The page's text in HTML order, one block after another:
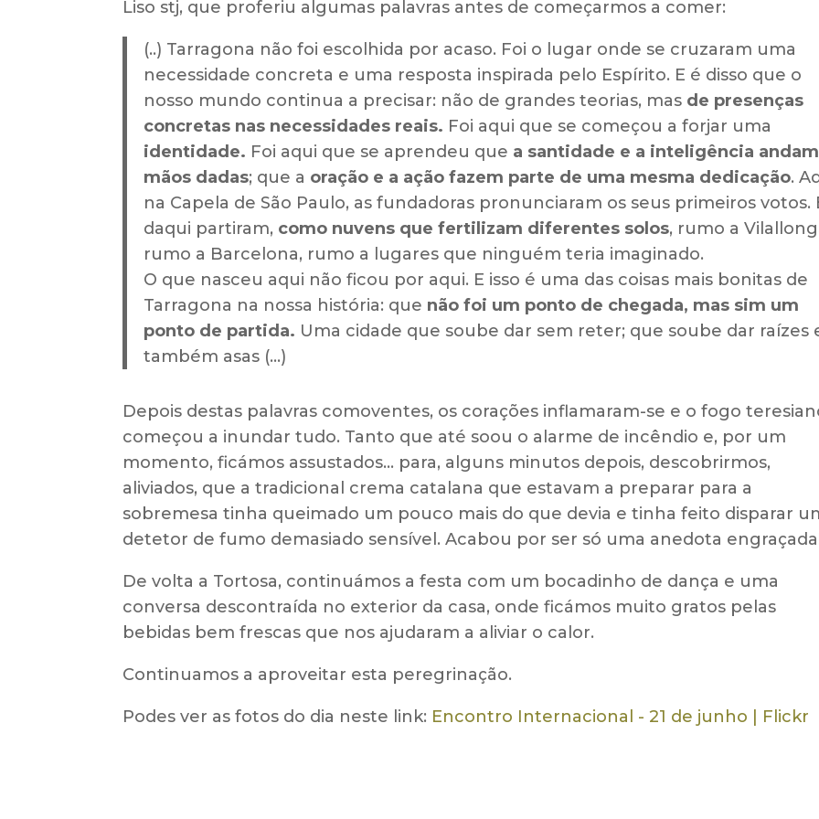
Liso stj, que proferiu algumas palavras antes de começarmos a comer:
(..) Tarragona não foi escolhida por acaso. Foi o lugar onde se cruzaram uma
necessidade concreta e uma resposta inspirada pelo Espírito. E é disso que o
nosso mundo continua a precisar: não de grandes teorias, mas de presenças
concretas nas necessidades reais. Foi aqui que se começou a forjar uma
identidade. Foi aqui que se aprendeu que a santidade e a inteligência
mãos dadas; que a oração e a ação fazem parte de uma mesma dedicação.
na Capela de São Paulo, as fundadoras pronunciaram os seus primeiros votos.
daqui partiram, como nuvens que fertilizam diferentes solos, rumo a
rumo a Barcelona, rumo a lugares que ninguém teria imaginado.
O que nasceu aqui não ficou por aqui. E isso é uma das coisas mais bonitas de
Tarragona na nossa história: que não foi um ponto de chegada, mas sim um
ponto de partida. Uma cidade que soube dar sem reter; que soube dar raízes
também asas (...)
Depois destas palavras comoventes, os corações inflamaram-se e o fogo
começou a inundar tudo. Tanto que até soou o alarme de incêndio e, por um
momento, ficámos assustados... para, alguns minutos depois, descobrirmos,
aliviados, que a tradicional crema catalana que estavam a preparar para a
sobremesa tinha queimado um pouco mais do que devia e tinha feito disparar
detetor de fumo demasiado sensível. Acabou por ser só uma anedota
De volta a Tortosa, continuámos a festa com um bocadinho de dança e uma
conversa descontraída no exterior da casa, onde ficámos muito gratos pelas
bebidas bem frescas que nos ajudaram a aliviar o calor.
Continuamos a aproveitar esta peregrinação.
Podes ver as fotos do dia neste link: Encontro Internacional - 21 de junho | Flickr